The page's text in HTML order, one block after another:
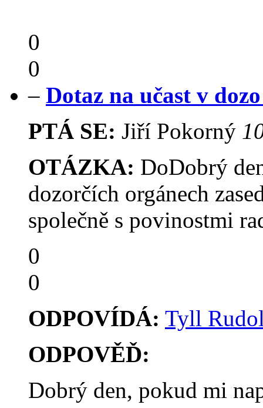
0
0
– Dotaz na učast v
PTÁ SE: Jiří Pokorný
OTÁZKA: DoDobrý
dozorčích orgánech
společně s povinostmi
0
0
ODPOVÍDÁ: Tyll
ODPOVĚĎ:
Dobrý den, pokud mi